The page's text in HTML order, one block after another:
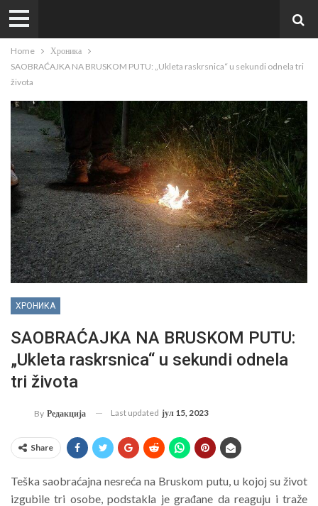
Home
Хроника
SAOBRAĆAJKA NA BRUSKOM PUTU: „Ukleta raskrsnica“ u sekundi odnela tri
života
ХРОНИКА
SAOBRAĆAJKA NA BRUSKOM PUTU:
„Ukleta raskrsnica“ u sekundi odnela
tri života
By Редакција Last updated јул 15, 2023
Share
Teška saobraćajna nesreća na Bruskom putu, u kojoj su život
izgubile tri osobe, podstakla je građane da reaguju i traže